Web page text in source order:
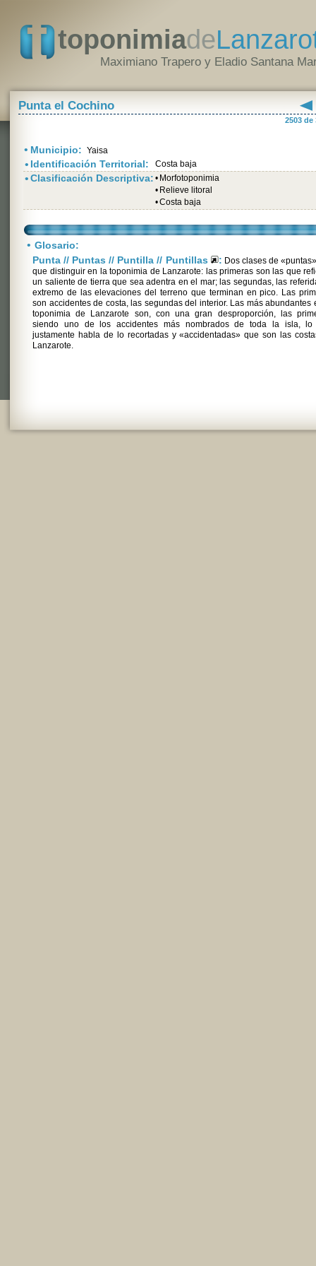
toponimiade
Maximiano Trapero y Eladio Santana
Punta el Cochino
2503 de
• Municipio: Yaisa
• Identificación Territorial: Costa baja
•Clasificación Descriptiva: • Morfotoponimia
• Relieve litoral
•Costa baja
• Glosario:
Punta // Puntas // Puntilla // Puntillas
: Dos clases de
que distinguir en la toponimia de Lanzarote: las primeras son las que
un saliente de tierra que sea adentra en el mar; las segundas, las
extremo de las elevaciones del terreno que terminan en pico. Las
son accidentes de costa, las segundas del interior. Las más abundantes
toponimia de Lanzarote son, con una gran desproporción, las
siendo uno de los accidentes más nombrados de toda la isla, lo
justamente habla de lo recortadas y «accidentadas» que son las
Lanzarote.